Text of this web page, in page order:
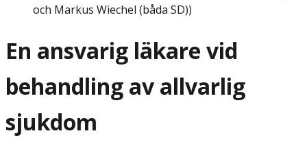
och Markus Wiechel (båda SD))
En ansvarig läkare vid
behandling av allvarlig
sjukdom